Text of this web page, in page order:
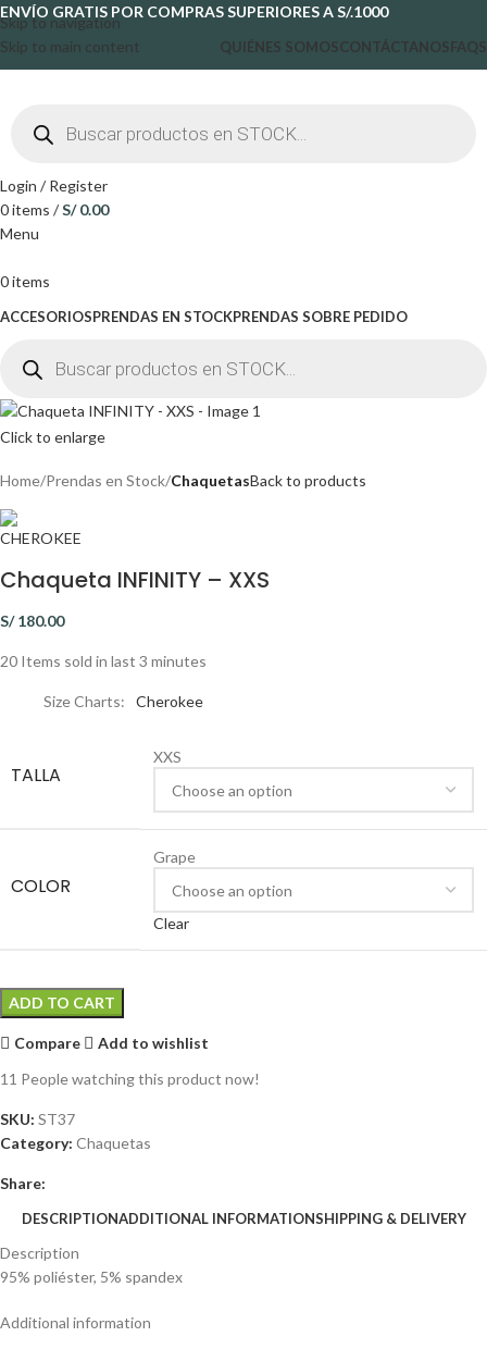
Skip to navigation
Skip to main content
ENVÍO GRATIS POR COMPRAS SUPERIORES A S/.1000
QUIÉNES SOMOSCONTÁCTANOSFAQS
Login / Register
0items /S/0.00
Menu
0items
ACCESORIOSPRENDAS EN STOCKPRENDAS SOBRE PEDIDO
Click to enlarge
Home Prendas en Stock ChaquetasBack to products
Chaqueta INFINITY – XXS
S/180.00
20 Items sold in last 3 minutes
Size Charts Cherokee
TALLA
XXS
COLOR
Grape
Clear
ADD TO CART
Compare
Add to wishlist
11 People watching this product now!
SKU: ST37
Category: Chaquetas
Share:
DESCRIPTIONADDITIONAL INFORMATIONSHIPPING & DELIVERY
Description
95% poliéster, 5% spandex
Additional information